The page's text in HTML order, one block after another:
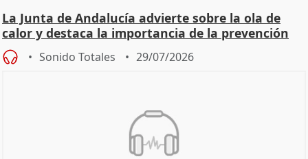
La Junta de Andalucía advierte sobre la ola de
calor y destaca la importancia de la prevención
Sonido Totales 29/07/2026